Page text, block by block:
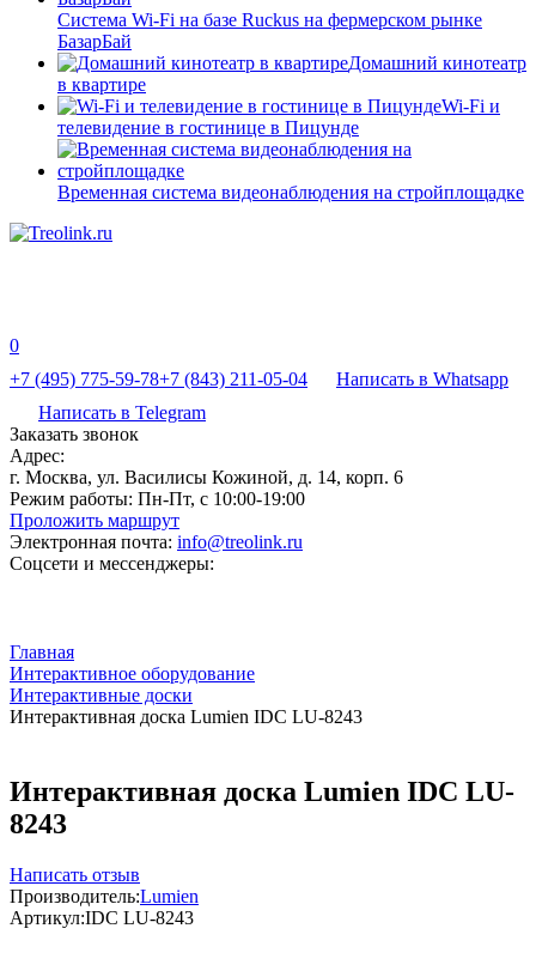
Система Wi-Fi на базе Ruckus на фермерском рынке
БазарБай
Домашний кинотеатр
в квартире
Wi-Fi и
телевидение в гостинице в Пицунде
Временная система видеонаблюдения на стройплощадке
0
+7 (495) 775-59-78+7 (843) 211-05-04
Написать в Whatsapp
Написать в Telegram
Заказать звонок
Адрес:
г. Москва, ул. Василисы Кожиной, д. 14, корп. 6
Режим работы: Пн-Пт, с 10:00-19:00
Проложить маршрут
Электронная почта: info@treolink.ru
Соцсети и мессенджеры:
Главная
Интерактивное оборудование
Интерактивные доски
Интерактивная доска Lumien IDC LU-8243
Интерактивная доска Lumien IDC LU-
8243
Написать отзыв
Производитель:Lumien
Артикул:IDC LU-8243